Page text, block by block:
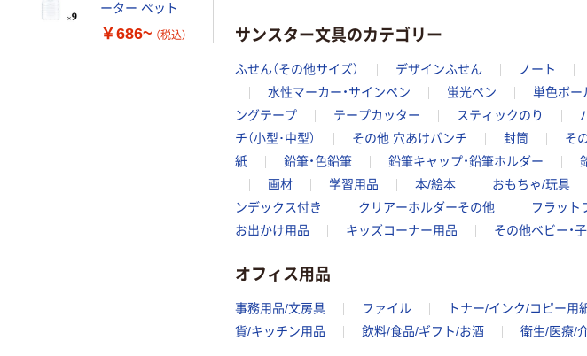
サンスター文具のカテゴリー
ふせん（その他サイズ） デザインふせん ノート
水性マーカー・サインペン
蛍光ペン 単色ボー
ングテープ
テープカッター スティックのり
チ（小型･中型）
その他 穴あけパンチ 封筒 そ
紙
鉛筆・色鉛筆 鉛筆キャップ・鉛筆ホルダー
画材
学習用品 本/絵本 おもちゃ/玩具
ンデックス付き
クリアーホルダーその他 フラット
お出かけ用品
キッズコーナー用品 その他ベビー・
オフィス用品
事務用品/文房具 ファイル トナー/インク/コピー用
貨/キッチン用品
飲料/食品/ギフト/お酒 衛生/医療/
ーター ペットボ
トル
￥686~ （税込）